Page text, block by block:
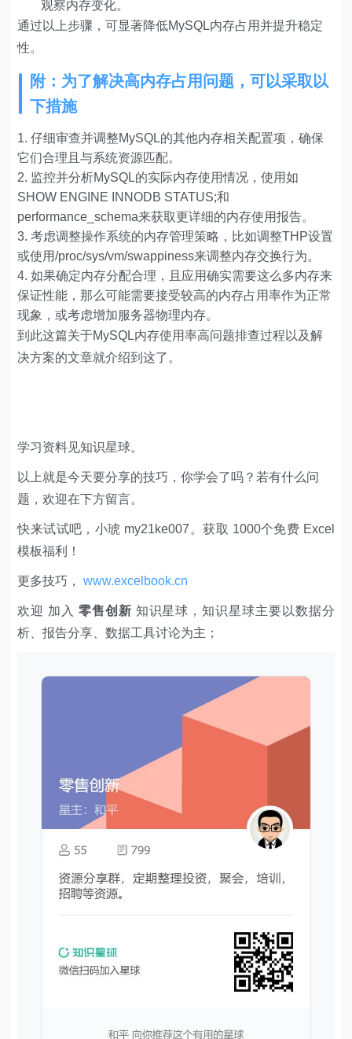
观察内存变化。
通过以上步骤，可显著降低MySQL内存占用并提升稳定
性。
附：为了解决高内存占用问题，可以采取以
下措施
仔细审查并调整MySQL的其他内存相关配置项，确保
它们合理且与系统资源匹配。
监控并分析MySQL的实际内存使用情况，使用如
SHOW ENGINE INNODB STATUS;和
performance_schema来获取更详细的内存使用报告。
考虑调整操作系统的内存管理策略，比如调整THP设置
或使用/proc/sys/vm/swappiness来调整内存交换行为。
如果确定内存分配合理，且应用确实需要这么多内存来
保证性能，那么可能需要接受较高的内存占用率作为正常
现象，或考虑增加服务器物理内存。
到此这篇关于MySQL内存使用率高问题排查过程以及解
决方案的文章就介绍到这了。
学习资料见知识星球。
以上就是今天要分享的技巧，你学会了吗？若有什么问
题，欢迎在下方留言。
快来试试吧，小琥 my21ke007。获取 1000个免费 Excel
模板福利​​​​！
更多技巧，www.excelbook.cn
欢迎 加入 零售创新 知识星球，知识星球主要以数据分
析、报告分享、数据工具讨论为主；